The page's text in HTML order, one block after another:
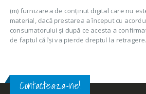
(m) furnizarea de conținut digital care nu
material, dacă prestarea a început cu
consumatorului și după ce acesta a
de faptul că își va pierde dreptul la retragere.
Contacteaza-ne!